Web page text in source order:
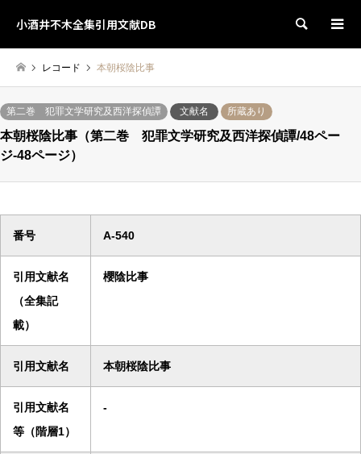
小酒井不木全集引用文献DB 検索
レコード 本朝桜陰比事
第二巻 犯罪文学研究及西洋探偵譚 文献名 所蔵あり
本朝桜陰比事（第二巻 犯罪文学研究及西洋探偵譚/48ペー
ジ-48ページ）
番号 A-540
引用文献名
（全集記
載）
櫻陰比事
引用文献名 本朝桜陰比事
引用文献名
等（階層1）
-